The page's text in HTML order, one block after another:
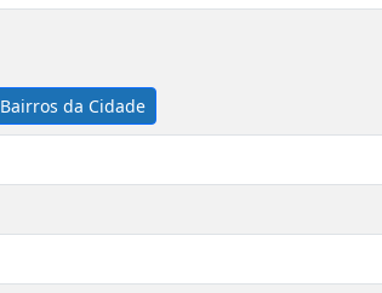
Bairros da Cidade